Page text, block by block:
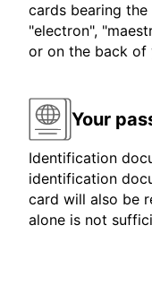
cards bearing
"electron",
or on the back of
Your
Identification
identification
card will also be
alone is not